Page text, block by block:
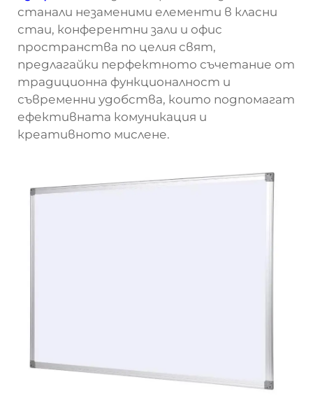
станали незаменими елементи в класни
стаи, конферентни зали и офис
пространства по целия свят,
предлагайки перфектното съчетание от
традиционна функционалност и
съвременни удобства, които подпомагат
ефективната комуникация и
креативното мислене.